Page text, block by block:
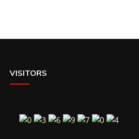
VISITORS